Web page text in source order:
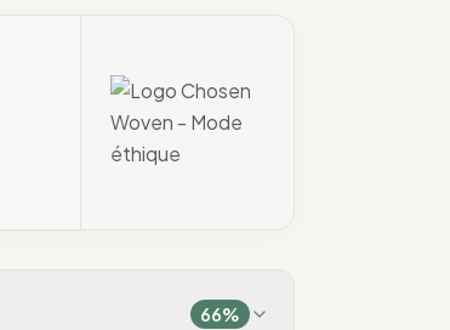
66%